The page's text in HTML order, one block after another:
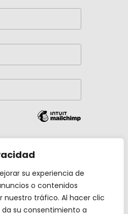
su experiencia de
o contenidos
nuestro tráfico. Al hacer clic
da su consentimiento a
en pdf
de